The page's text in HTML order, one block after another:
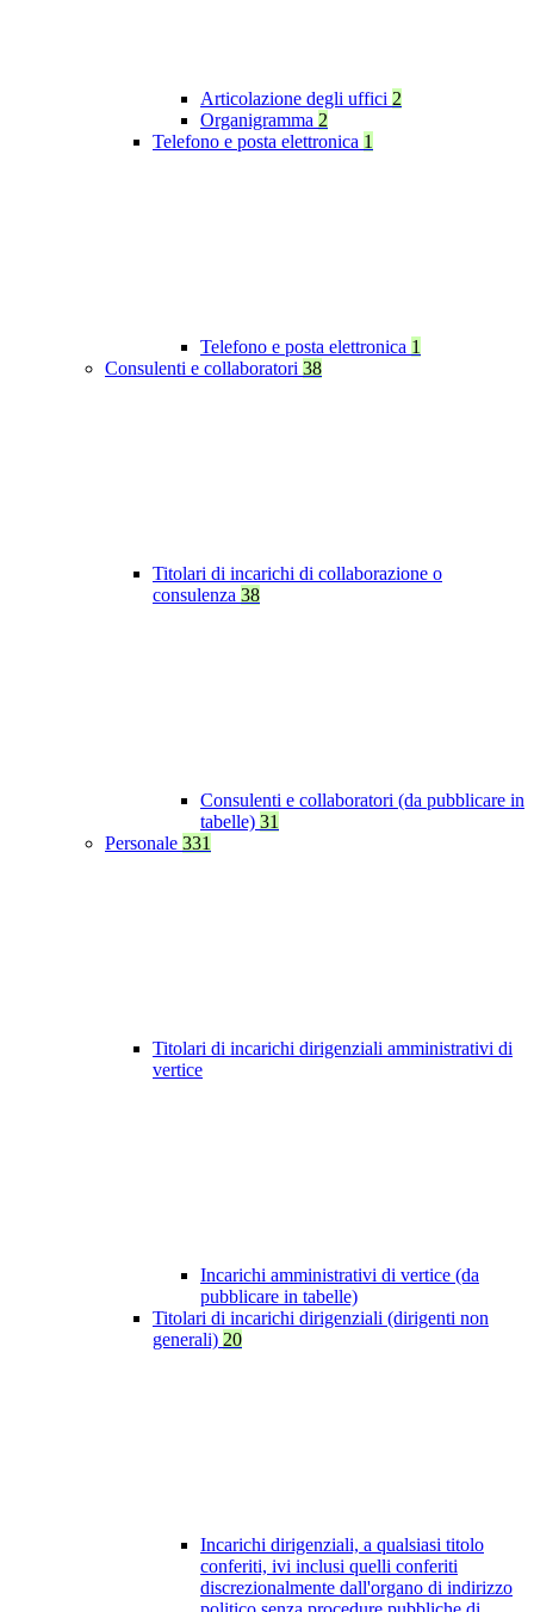
Articolazione degli uffici 2
Organigramma 2
Telefono e posta elettronica 1
Telefono e posta elettronica 1
Consulenti e collaboratori 38
Titolari di incarichi di collaborazione o
consulenza 38
Consulenti e collaboratori (da pubblicare in
tabelle) 31
Personale 331
Titolari di incarichi dirigenziali amministrativi di
vertice
Incarichi amministrativi di vertice (da
pubblicare in tabelle)
Titolari di incarichi dirigenziali (dirigenti non
generali) 20
Incarichi dirigenziali, a qualsiasi titolo
conferiti, ivi inclusi quelli conferiti
discrezionalmente dall'organo di indirizzo